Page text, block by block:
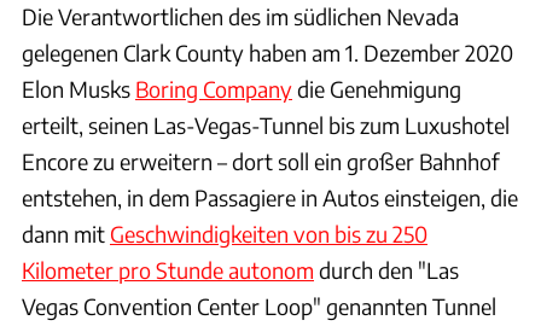
Die Verantwortlichen des im südlichen Nevada
gelegenen Clark County haben am 1. Dezember 2020
Elon Musks Boring Companydie Genehmigung
erteilt, seinen Las-Vegas-Tunnel bis zum Luxushotel
Encore zu erweitern – dort soll ein großer Bahnhof
entstehen, in dem Passagiere in Autos einsteigen, die
dann mit Geschwindigkeiten von bis zu 250
Kilometer pro Stunde autonom durch den "Las
Vegas Convention Center Loop" genannten Tunnel